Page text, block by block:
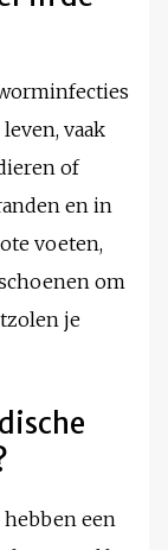
vaak
of
en in
voeten,
om
je
een